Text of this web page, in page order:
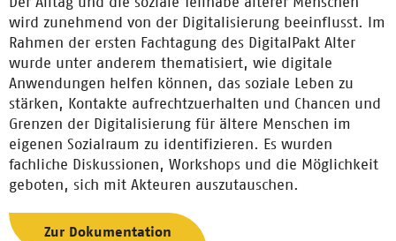
wird zunehmend von der Digitalisierung beeinflusst. Im
Rahmen der ersten Fachtagung des DigitalPakt Alter
wurde unter anderem thematisiert, wie digitale
Anwendungen helfen können, das soziale Leben zu
stärken, Kontakte aufrechtzuerhalten und Chancen und
Grenzen der Digitalisierung für ältere Menschen im
eigenen Sozialraum zu identifizieren. Es wurden
fachliche Diskussionen, Workshops und die Möglichkeit
geboten, sich mit Akteuren auszutauschen.
Zur Dokumentation